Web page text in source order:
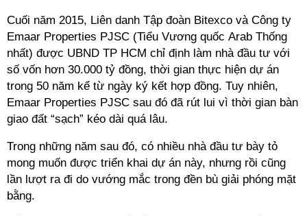
Cuối năm 2015, Liên danh Tập đoàn Bitexco và Công ty
Emaar Properties PJSC (Tiểu Vương quốc Arab Thống
nhất) được UBND TP HCM chỉ định làm nhà đầu tư với
số vốn hơn 30.000 tỷ đồng, thời gian thực hiện dự án
trong 50 năm kể từ ngày ký kết hợp đồng. Tuy nhiên,
Emaar Properties PJSC sau đó đã rút lui vì thời gian bàn
giao đất “sạch” kéo dài quá lâu.
Trong những năm sau đó, có nhiều nhà đầu tư bày tỏ
mong muốn được triển khai dự án này, nhưng rồi cũng
lần lượt ra đi do vướng mắc trong đền bù giải phóng mặt
bằng.